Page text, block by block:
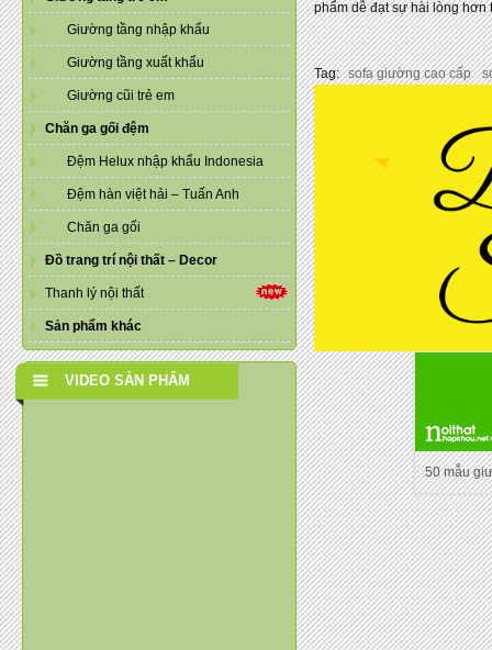
Giường tầng nhập khẩu
Giường tầng xuất khẩu
Giường cũi trẻ em
Chăn ga gối đệm
Đệm Helux nhập khẩu Indonesia
Đệm hàn việt hải – Tuấn Anh
Chăn ga gối
Đồ trang trí nội thất – Decor
Thanh lý nội thất
Sản phẩm khác
VIDEO SẢN PHẨM
phẩm dễ đạt sự hài lòng hơn
Tag: sofa giường cao cấp
50 mẫu